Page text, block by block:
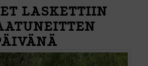
LASKETTIIN